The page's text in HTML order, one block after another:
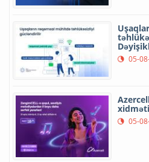
05-
xidməti
05-